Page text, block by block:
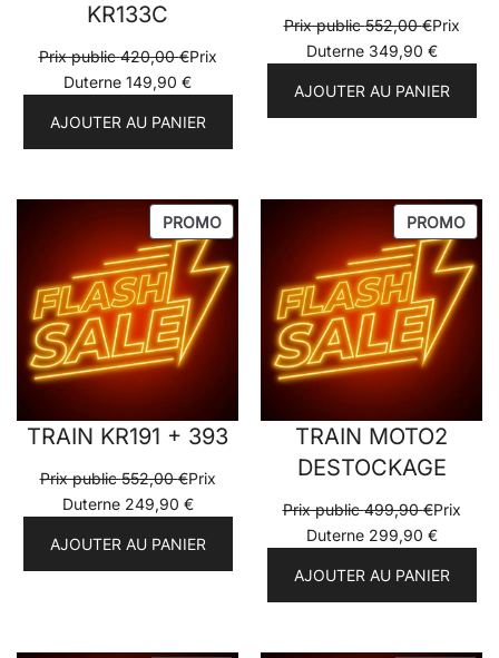
KR133C
Prix public420,00€Prix
Duterne 149,90 €
AJOUTER AU PANIER
Prix public552,00€Prix
Duterne 349,90 €
AJOUTER AU PANIER
PROMOPRODUIT
PROMOTION
TRAIN KR191 + 393
Prix public552,00€Prix
Duterne 249,90 €
AJOUTER AU PANIER
PROMO
TRAIN MOTO2
DESTOCKAGE
Prix public499,90€Prix
Duterne 299,90 €
AJOUTER AU PANIER